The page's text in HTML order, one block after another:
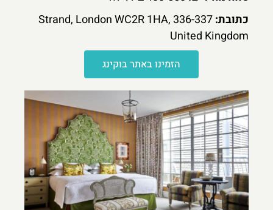
כתובת:
336-337 Strand, London WC2R 1HA,
United Kingdom
הזמינו באתר בוקינג